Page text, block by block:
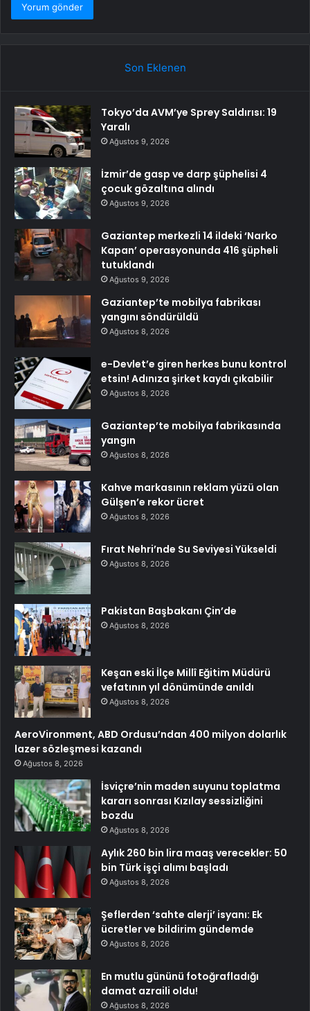
Son Eklenen
Tokyo’da AVM’ye Sprey Saldırısı: 19
Yaralı
Ağustos 9, 2026
İzmir’de gasp ve darp şüphelisi 4
çocuk gözaltına alındı
Ağustos 9, 2026
Gaziantep merkezli 14 ildeki ‘Narko
Kapan’ operasyonunda 416 şüpheli
tutuklandı
Ağustos 9, 2026
Gaziantep’te mobilya fabrikası
yangını söndürüldü
Ağustos 8, 2026
e-Devlet’e giren herkes bunu kontrol
etsin! Adınıza şirket kaydı çıkabilir
Ağustos 8, 2026
Gaziantep’te mobilya fabrikasında
yangın
Ağustos 8, 2026
Kahve markasının reklam yüzü olan
Gülşen’e rekor ücret
Ağustos 8, 2026
Fırat Nehri’nde Su Seviyesi Yükseldi
Ağustos 8, 2026
Pakistan Başbakanı Çin’de
Ağustos 8, 2026
Keşan eski İlçe Millî Eğitim Müdürü
vefatının yıl dönümünde anıldı
Ağustos 8, 2026
AeroVironment, ABD Ordusu’ndan 400 milyon dolarlık
lazer sözleşmesi kazandı
Ağustos 8, 2026
İsviçre’nin maden suyunu toplatma
kararı sonrası Kızılay sessizliğini
bozdu
Ağustos 8, 2026
Aylık 260 bin lira maaş verecekler: 50
bin Türk işçi alımı başladı
Ağustos 8, 2026
Şeflerden ‘sahte alerji’ isyanı: Ek
ücretler ve bildirim gündemde
Ağustos 8, 2026
En mutlu gününü fotoğrafladığı
damat azraili oldu!
Ağustos 8, 2026